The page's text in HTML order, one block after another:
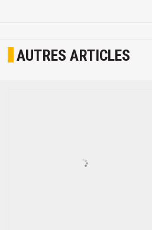
AUTRES ARTICLES